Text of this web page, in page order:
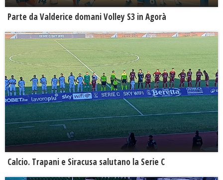
Parte da Valderice domani Volley S3 in Agorà
Calcio. Trapani e Siracusa salutano la Serie C